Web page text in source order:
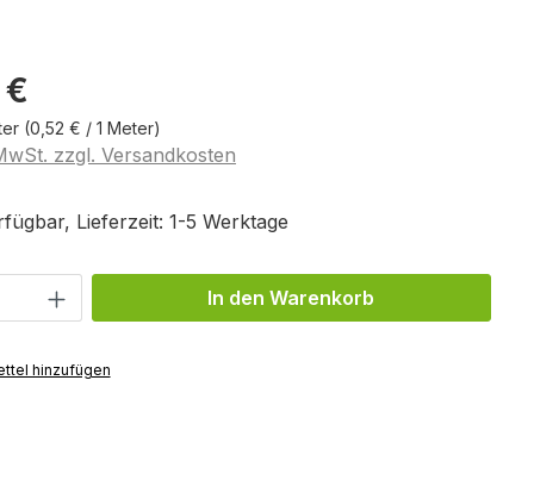
(0,52 € / 1 Meter)
zzgl. Versandkosten
Lieferzeit: 1-5 Werktage
Anzahl: Gib den gewünschten Wert
In den Warenkorb
hinzufügen